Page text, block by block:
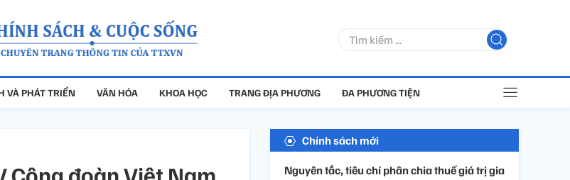
VÀ PHÁT TRIỂN VĂN HÓA KHOA HỌC TRANG ĐỊA PHƯƠNG ĐA PHƯƠNG TIỆN
Công đoàn Việt Nam
Chính sách mới
Nguyên tắc, tiêu chí phân chia thuế giá trị gia